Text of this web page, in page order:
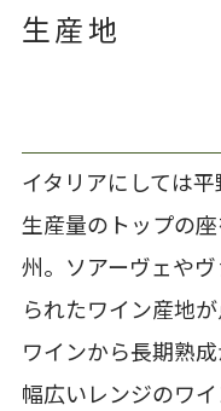
生産地
イタリアにしては
生産量のトップの
州。ソアーヴェや
られたワイン産地
ワインから長期熟
幅広いレンジのワ